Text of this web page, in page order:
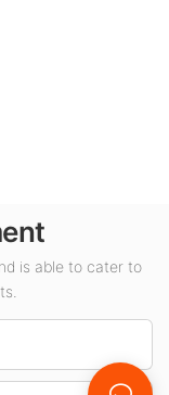
is able to cater to